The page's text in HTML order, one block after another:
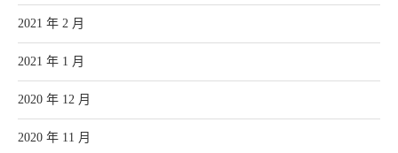
2021 年 2 月
2021 年 1 月
2020 年 12 月
2020 年 11 月